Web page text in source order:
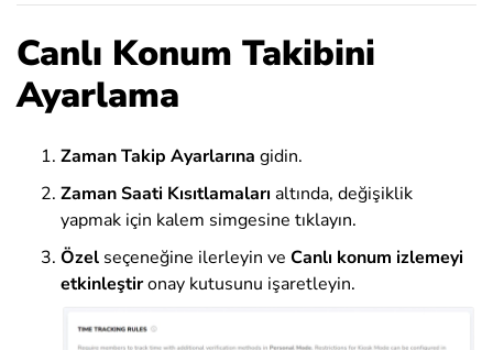
Canlı Konum Takibini
Ayarlama
Zaman Takip Ayarlarına gidin.
Zaman Saati Kısıtlamaları altında, değişiklik
yapmak için kalem simgesine tıklayın.
Özel seçeneğine ilerleyin ve Canlı konum izlemeyi
etkinleştironay kutusunu işaretleyin.